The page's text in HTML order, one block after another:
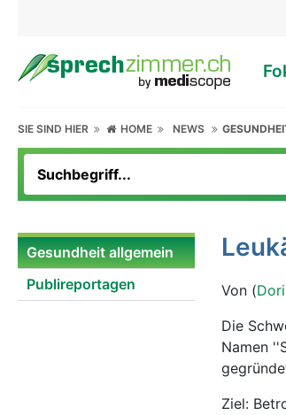
SIE SIND HIER HOME NEWS
Gesundheit allgemein
Publireportagen
Von (
Die
Namen
Ziel: